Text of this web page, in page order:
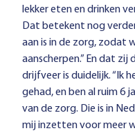
lekker eten en drinken
Dat betekent nog
aan is in de zorg, zodat
aanscherpen.” En dat
drijfveer is duidelijk. “Ik
gehad, en ben al ruim 6
van de zorg. Die is in
mij inzetten voor meer